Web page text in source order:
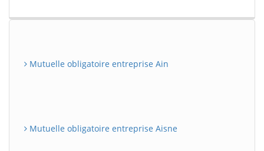
Mutuelle obligatoire entreprise Ain
Mutuelle obligatoire entreprise Aisne